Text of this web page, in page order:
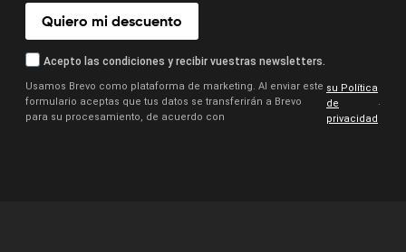
Quiero mi descuento
Acepto las condiciones y recibir vuestras newsletters.
Usamos Brevo como plataforma de marketing. Al enviar este
formulario aceptas que tus datos se transferirán a Brevo
para su procesamiento, de acuerdo con
su Política
de
privacidad
.